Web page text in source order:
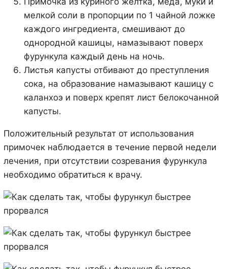
мелкой соли в пропорции по 1 чайной ложке
каждого ингредиента, смешивают до
однородной кашицы, намазывают поверх
фурункула каждый день на ночь.
Листья капусты отбивают до преступления
сока, на образование намазывают кашицу с
каланхоэ и поверх крепят лист белокочанной
капусты.
Положительный результат от использования
примочек наблюдается в течение первой недели
лечения, при отсутствии созревания фурункула
необходимо обратиться к врачу.